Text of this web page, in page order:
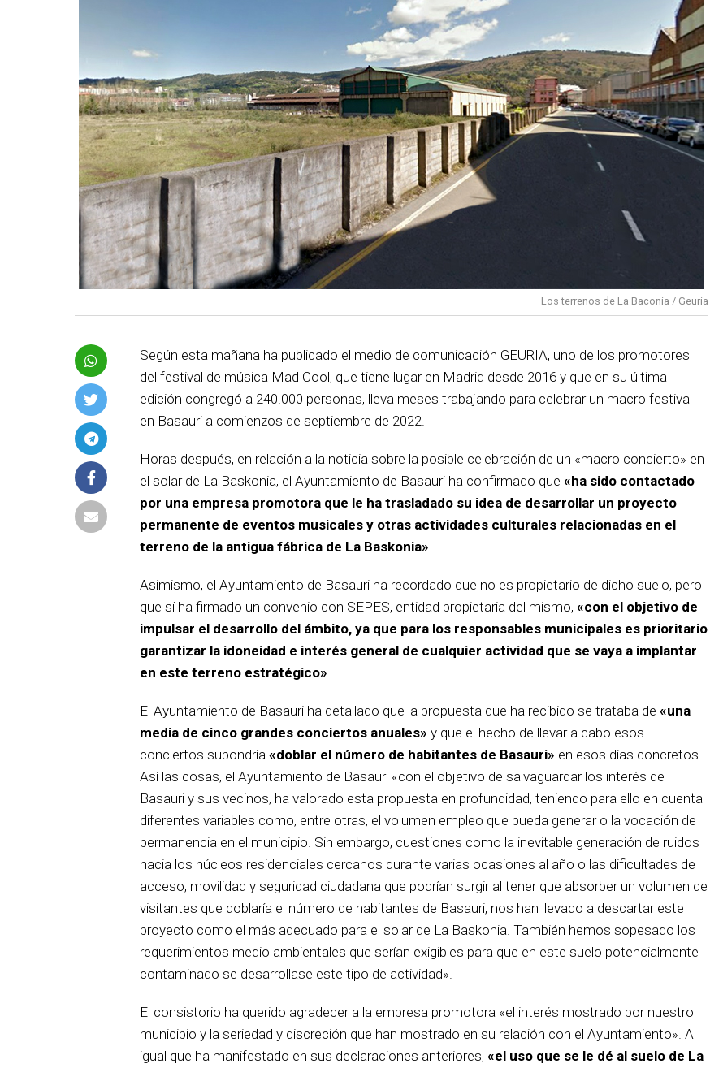
Los terrenos de La Baconia / Geuria
Según esta mañana ha publicado el medio de comunicación GEURIA, uno de los promotores
del festival de música Mad Cool, que tiene lugar en Madrid desde 2016 y que en su última
edición congregó a 240.000 personas, lleva meses trabajando para celebrar un macro festival
en Basauri a comienzos de septiembre de 2022.
Horas después, en relación a la noticia sobre la posible celebración de un «macro concierto» en
el solar de La Baskonia, el Ayuntamiento de Basauri ha confirmado que «ha sido contactado
por una empresa promotora que le ha trasladado su idea de desarrollar un proyecto
permanente de eventos musicales y otras actividades culturales relacionadas en el
terreno de la antigua fábrica de La Baskonia»
Asimismo, el Ayuntamiento de Basauri ha recordado que no es propietario de dicho suelo, pero
que sí ha firmado un convenio con SEPES, entidad propietaria del mismo, «con el objetivo de
impulsar el desarrollo del ámbito, ya que para los responsables municipales es prioritario
garantizar la idoneidad e interés general de cualquier actividad que se vaya a implantar
en este terreno estratégico»
El Ayuntamiento de Basauri ha detallado que la propuesta que ha recibido se trataba de «una
media de cinco grandes conciertos anuales» y que el hecho de llevar a cabo esos
conciertos supondría «doblar el número de habitantes de Basauri» en esos días concretos.
Así las cosas, el Ayuntamiento de Basauri «con el objetivo de salvaguardar los interés de
Basauri y sus vecinos, ha valorado esta propuesta en profundidad, teniendo para ello en cuenta
diferentes variables como, entre otras, el volumen empleo que pueda generar o la vocación de
permanencia en el municipio. Sin embargo, cuestiones como la inevitable generación de ruidos
hacia los núcleos residenciales cercanos durante varias ocasiones al año o las dificultades de
acceso, movilidad y seguridad ciudadana que podrían surgir al tener que absorber un volumen de
visitantes que doblaría el número de habitantes de Basauri, nos han llevado a descartar este
proyecto como el más adecuado para el solar de La Baskonia. También hemos sopesado los
requerimientos medio ambientales que serían exigibles para que en este suelo potencialmente
contaminado se desarrollase este tipo de actividad».
El consistorio ha querido agradecer a la empresa promotora «el interés mostrado por nuestro
municipio y la seriedad y discreción que han mostrado en su relación con el Ayuntamiento». Al
igual que ha manifestado en sus declaraciones anteriores, «el uso que se le dé al suelo de La